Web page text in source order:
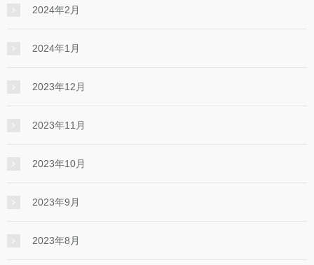
2024年2月
2024年1月
2023年12月
2023年11月
2023年10月
2023年9月
2023年8月